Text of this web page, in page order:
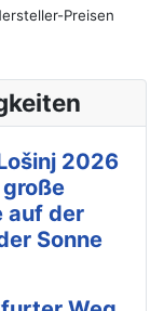
Preisen
2026
große
auf der
Sonne